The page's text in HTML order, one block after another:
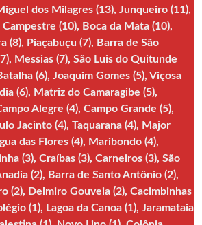
dos Milagres (13), Junqueiro (11),
(10), Boca da Mata (10),
(8), Piaçabuçu (7), Barra de São
Messias (7), São Luis do Quitunde
(6), Joaquim Gomes (5), Viçosa
(6), Matriz do Camaragibe (5),
Alegre (4), Campo Grande (5),
Jacinto (4), Taquarana (4), Major
das Flores (4), Maribondo (4),
(3), Craíbas (3), Carneiros (3), São
(2), Barra de Santo Antônio (2),
(2), Delmiro Gouveia (2), Cacimbinhas
(1), Lagoa da Canoa (1), Jaramataia